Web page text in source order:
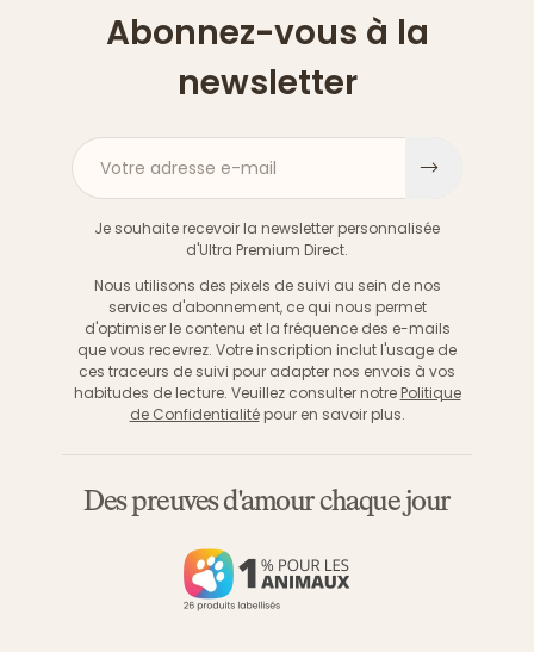
Abonnez-vous à la
newsletter
Votre adresse e-mail
Je souhaite recevoir la newsletter personnalisée
d'Ultra Premium Direct.
Nous utilisons des pixels de suivi au sein de nos
services d'abonnement, ce qui nous permet
d'optimiser le contenu et la fréquence des e-mails
que vous recevrez. Votre inscription inclut l'usage de
ces traceurs de suivi pour adapter nos envois à vos
habitudes de lecture. Veuillez consulter notre Politique
de Confidentialitépour en savoir plus.
Des preuves d'amour chaque jour